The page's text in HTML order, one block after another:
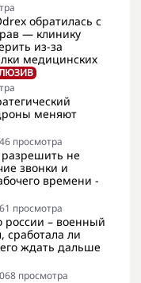
обратилась с
— клинику
из-за
медицинских
меняют
просмотра
не
звонки и
времени -
просмотра
россии – военный
сработала ли
ждать дальше
просмотра